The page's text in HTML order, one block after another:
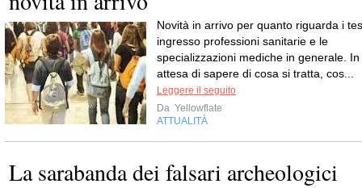
Novità in arrivo per quanto riguarda i
ingresso professioni sanitarie e le
specializzazioni mediche in generale. In
attesa di sapere di cosa si tratta, cos...
Leggere il seguito
Da Yellowflate
ATTUALITÀ
La sarabanda dei falsari archeologici